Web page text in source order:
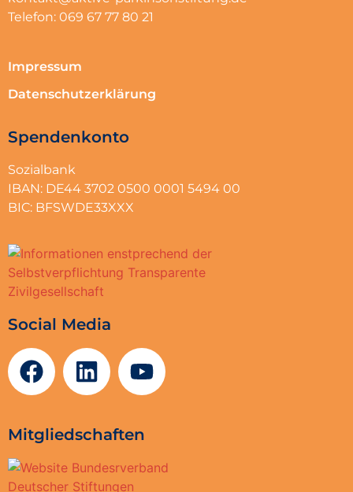
Telefon: 069 67 77 80 21
Impressum
Datenschutzerklärung
Spendenkonto
Sozialbank
IBAN: DE44 3702 0500 0001 5494 00
BIC: BFSWDE33XXX
Social Media
Mitgliedschaften